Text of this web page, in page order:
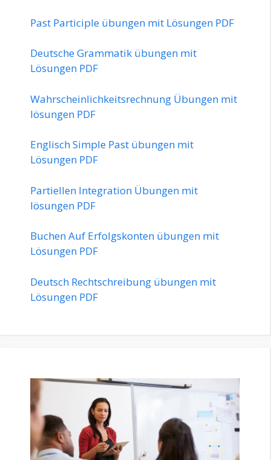
Past Participle übungen mit Lösungen PDF
Deutsche Grammatik übungen mit
Lösungen PDF
Wahrscheinlichkeitsrechnung Übungen mit
lösungen PDF
Englisch Simple Past übungen mit
Lösungen PDF
Partiellen Integration Übungen mit
lösungen PDF
Buchen Auf Erfolgskonten übungen mit
Lösungen PDF
Deutsch Rechtschreibung übungen mit
Lösungen PDF